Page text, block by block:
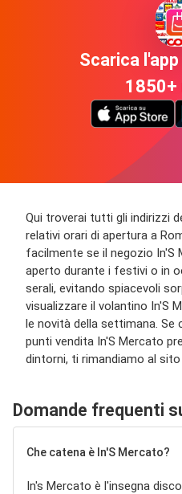
Scarica
1850+
Qui troverai tutti gli indirizzi
relativi orari di apertura a
facilmente se il negozio In'S
aperto durante i festivi o in
serali, evitando spiacevoli
visualizzare il volantino In'S
le novità della settimana. Se
punti vendita In'S Mercato
dintorni, ti rimandiamo al
Domande frequenti
Che catena è In'S Mercato?
In's Mercato è l'insegna